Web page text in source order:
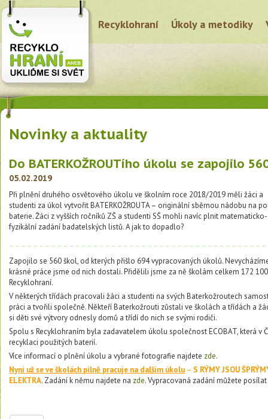
Recyklohraní Úkoly a metodiky
Novinky a aktuality
Do BATERKOŽROUTího úkolu se zapojilo
05.02.2019
Při plnění druhého osvětového úkolu ve školním roce 2018/2019 měli žáci a
studenti za úkol vytvořit BATERKOŽROUTA – originální sběrnou nádobu na
baterie. Žáci z vyšších ročníků ZŠ a studenti SŠ mohli navíc plnit matematicko-
fyzikální zadání badatelských listů. A jak to dopadlo?
Zapojilo se 560 škol, od kterých přišlo 694 vypracovaných úkolů.
krásné práce jsme od nich dostali. Přidělili jsme za ně školám celkem 172
Recyklohraní.
V některých třídách pracovali žáci a studenti na svých Baterkožroutech
práci a tvořili společně. Někteří Baterkožrouti zůstali ve školách a třídách a
si děti své výtvory odnesly domů a třídí do nich se svými rodiči.
Spolu s Recyklohraním byla zadavatelem úkolu společnost ECOBAT, která v
recyklaci použitých baterií.
Více informací o plnění úkolu a vybrané fotografie najdete zde.
Nyní už se ve školách pilně pracuje na dalším úkolu – S RÝMY JSOU
ELEKTRA. Zadání k němu najdete na zde. Vypracovaná zadání můžete